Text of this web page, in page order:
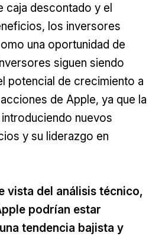
caja descontado y el
los inversores
una oportunidad de
siguen siendo
potencial de crecimiento a
de Apple, ya que la
nuevos
y su liderazgo en
vista del análisis técnico,
podrían estar
tendencia bajista y